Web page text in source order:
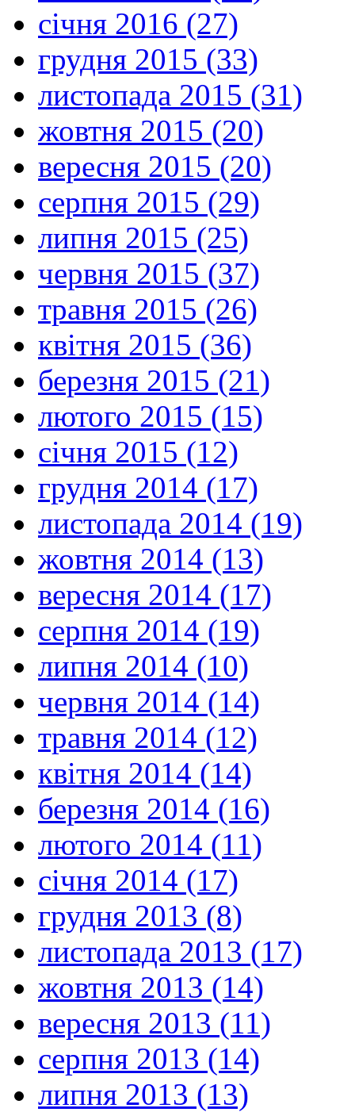
січня 2016 (27)
грудня 2015 (33)
листопада 2015 (31)
жовтня 2015 (20)
вересня 2015 (20)
серпня 2015 (29)
липня 2015 (25)
червня 2015 (37)
травня 2015 (26)
квітня 2015 (36)
березня 2015 (21)
лютого 2015 (15)
січня 2015 (12)
грудня 2014 (17)
листопада 2014 (19)
жовтня 2014 (13)
вересня 2014 (17)
серпня 2014 (19)
липня 2014 (10)
червня 2014 (14)
травня 2014 (12)
квітня 2014 (14)
березня 2014 (16)
лютого 2014 (11)
січня 2014 (17)
грудня 2013 (8)
листопада 2013 (17)
жовтня 2013 (14)
вересня 2013 (11)
серпня 2013 (14)
липня 2013 (13)